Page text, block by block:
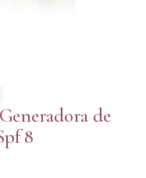
de
8